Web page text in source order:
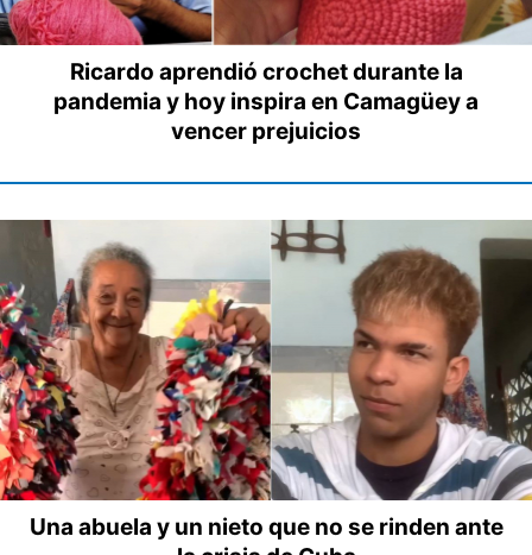
Ricardo aprendió crochet durante la
pandemia y hoy inspira en Camagüey a
vencer prejuicios
Una abuela y un nieto que no se rinden ante